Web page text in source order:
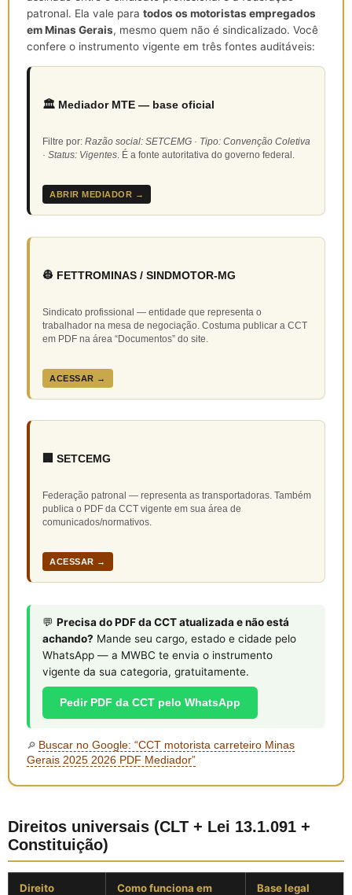
patronal. Ela vale para todos os motoristas empregados
em Minas Gerais, mesmo quem não é sindicalizado. Você
confere o instrumento vigente em três fontes auditáveis:
🏛️ Mediador MTE — base oficial
Filtre por: Razão social: SETCEMG · Tipo: Convenção Coletiva
· Status: Vigentes. É a fonte autoritativa do governo federal.
ABRIR MEDIADOR →
👷 FETTROMINAS / SINDMOTOR-MG
Sindicato profissional — entidade que representa o
trabalhador na mesa de negociação. Costuma publicar a CCT
em PDF na área “Documentos” do site.
ACESSAR →
🏢 SETCEMG
Federação patronal — representa as transportadoras. Também
publica o PDF da CCT vigente em sua área de
comunicados/normativos.
ACESSAR →
💬 Precisa do PDF da CCT atualizada e não está
achando? Mande seu cargo, estado e cidade pelo
WhatsApp — a MWBC te envia o instrumento
vigente da sua categoria, gratuitamente.
Pedir PDF da CCT pelo WhatsApp
🔎 Buscar no Google: “CCT motorista carreteiro Minas
Gerais 2025 2026 PDF Mediador”
Direitos universais (CLT + Lei 13.1.091 +
Constituição)
Direito
Como funciona em
Base legal